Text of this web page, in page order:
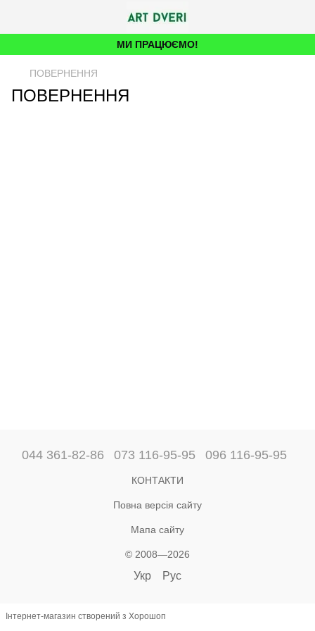
МИ ПРАЦЮЄМО!
ПОВЕРНЕННЯ
ПОВЕРНЕННЯ
044 361-82-86 073 116-95-95 096 116-95-95
КОНТАКТИ
Повна версія сайту
Мапа сайту
© 2008—2026
Укр Рус
Інтернет-магазин створений з Хорошоп